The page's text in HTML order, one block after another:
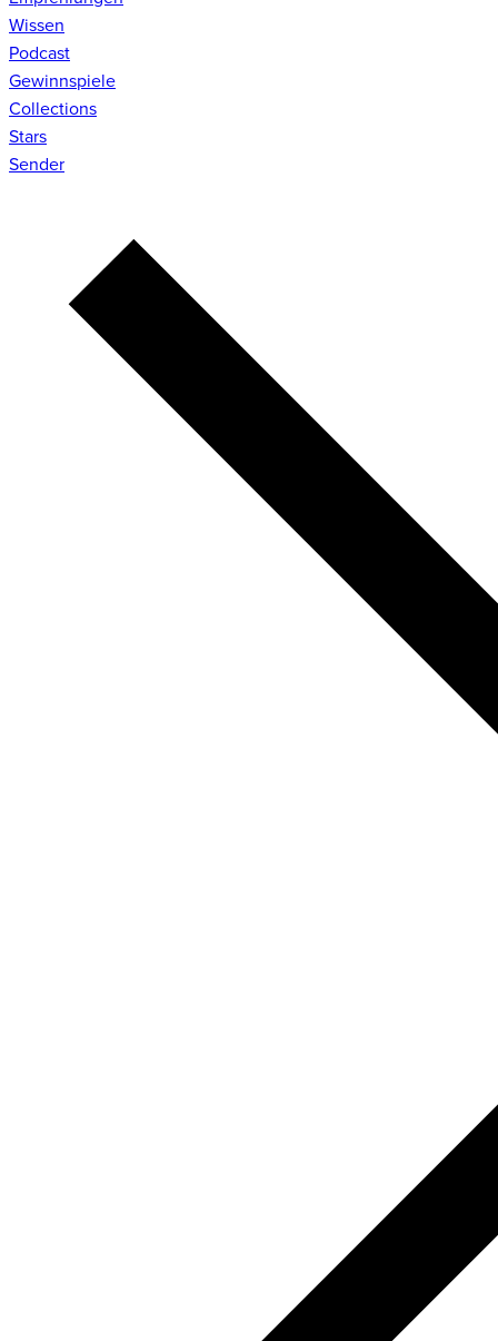
Wissen
Podcast
Gewinnspiele
Collections
Stars
Sender